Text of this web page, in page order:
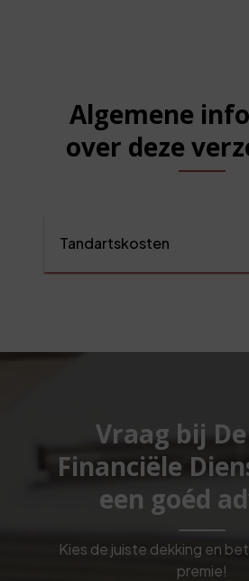
Algemene
over deze
Tandartskosten
Vraag bij
Financiële
een goéd
Kies de juiste dekking en
premie!